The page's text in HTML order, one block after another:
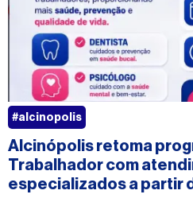
Alcinópolis retoma
Trabalhador com
especializados a partir
#alcinopolis